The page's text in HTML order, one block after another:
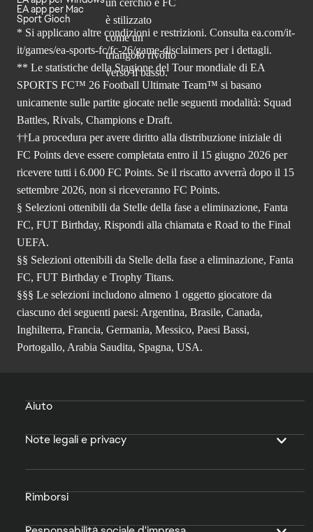
EA app per Mac
Sport Gioch
* Si applicano altre condizioni e restrizioni. Consulta ea.com/it-
it/games/ea-sports-fc/fc-26/game-disclaimers per i dettagli.
** Le statistiche della Stagione del Tour mondiale di EA
SPORTS FC™ 26 Football Ultimate Team™ si basano
unicamente sulle partite giocate nelle seguenti modalità: Squad
Battles, Rivals, Champions e Draft.
††La procedura per avere diritto alla distribuzione iniziale di
FC Points deve essere completata entro il 15 giugno 2026 per
ricevere tutti i 6.000 FC Points. Se il riscatto avverrà dopo il 15
settembre 2026, non si riceveranno FC Points.
§ Selezioni ottenibili da Stelle della fase a eliminazione, Fanta
FC, FUT Birthday, Rispondi alla chiamata e Road to the Final
UEFA.
§§ Selezioni ottenibili da Stelle della fase a eliminazione, Fanta
FC, FUT Birthday e Trophy Titans.
§§§ Le selezioni includono almeno 1 oggetto giocatore da
ciascuno dei seguenti paesi: Argentina, Brasile, Canada,
Inghilterra, Francia, Germania, Messico, Paesi Bassi,
Portogallo, Arabia Saudita, Spagna, USA.
Aiuto
Note legali e privacy
Rimborsi